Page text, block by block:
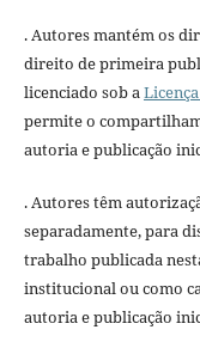
. Autores mantém os
direito de primeira
licenciado sob a
permite o
autoria e publicação
. Autores têm
separadamente, para
trabalho publicada
institucional ou como
autoria e publicação